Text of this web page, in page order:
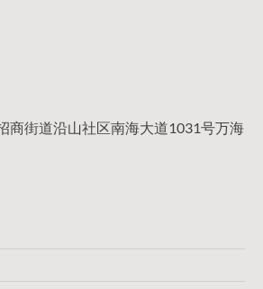
商街道沿山社区南海大道1031号万海